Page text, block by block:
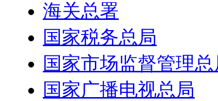
海关总署
国家税务总局
国家市场监督管理
国家广播电视总局